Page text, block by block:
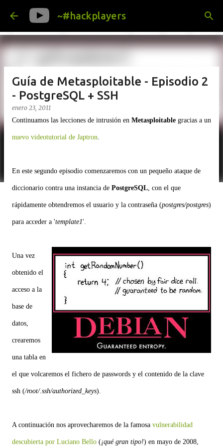
Ir al contenido principal
~#hackplayers
Guía de Metasploitable - Episodio 2
- PostgreSQL + SSH
enero 23, 2011
Continuamos las lecciones de intrusión en Metasploitable gracias a un
nuevo videotutorial de Japtron.
En este segundo episodio comenzaremos con un pequeño ataque de
diccionario contra una instancia de PostgreSQL, con el que
rápidamente obtendremos el usuario y la contraseña (postgres/postgres)
para acceder a 'template1'.
Una vez
obtenido el
acceso a la
base de
datos,
crearemos
una tabla en
el que volcaremos el fichero de passwords y el contenido de la clave
ssh (/root/.ssh/authorized_keys).
A continuación nos aprovecharemos de la famosa vulnerabilidad
descubierta por Luciano Bello (¡qué gran tipo!) en mayo de 2008,